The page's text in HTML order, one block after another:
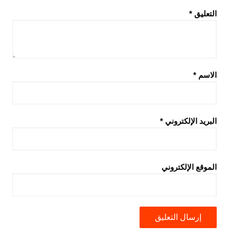
التعليق *
الاسم *
البريد الإلكتروني *
الموقع الإلكتروني